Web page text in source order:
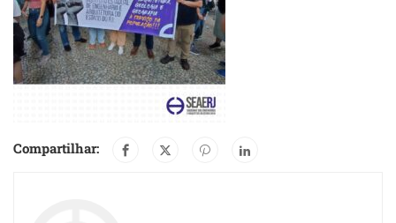
Compartilhar: